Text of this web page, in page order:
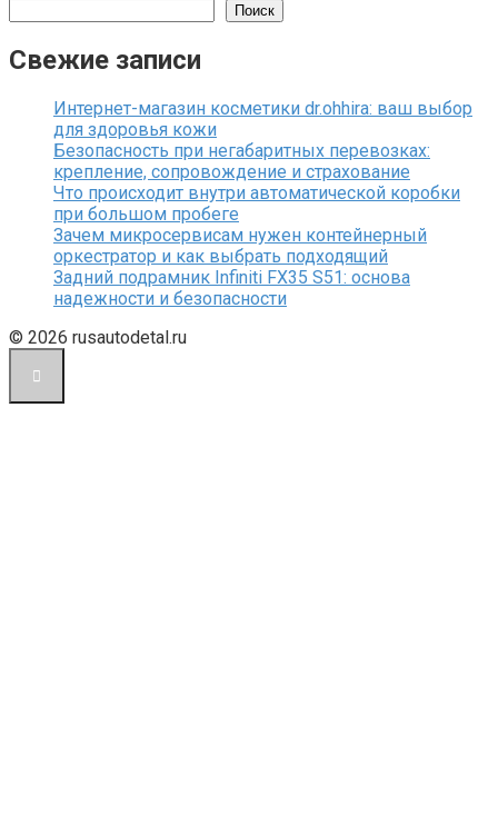
Поиск
Свежие записи
Интернет-магазин косметики dr.ohhira: ваш выбор
для здоровья кожи
Безопасность при негабаритных перевозках:
крепление, сопровождение и страхование
Что происходит внутри автоматической коробки
при большом пробеге
Зачем микросервисам нужен контейнерный
оркестратор и как выбрать подходящий
Задний подрамник Infiniti FX35 S51: основа
надежности и безопасности
© 2026 rusautodetal.ru